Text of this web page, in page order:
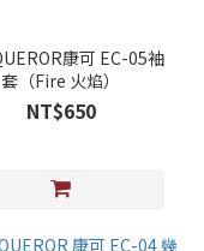
康可 EC-05袖
套（Fire 火焰）
NT$650